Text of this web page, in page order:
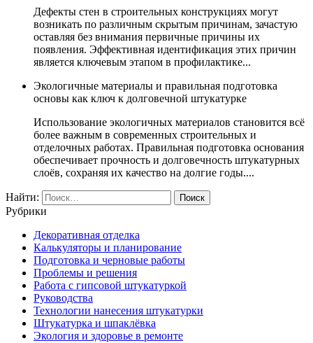
Дефекты стен в строительных конструкциях могут
возникать по различным скрытым причинам, зачастую
оставляя без внимания первичные причины их
появления. Эффективная идентификация этих причин
является ключевым этапом в профилактике...
Экологичные материалы и правильная подготовка
основы как ключ к долговечной штукатурке
Использование экологичных материалов становится всё
более важным в современных строительных и
отделочных работах. Правильная подготовка основания
обеспечивает прочность и долговечность штукатурных
слоёв, сохраняя их качество на долгие годы....
Найти:
Рубрики
Декоративная отделка
Калькуляторы и планирование
Подготовка и черновые работы
Проблемы и решения
Работа с гипсовой штукатуркой
Руководства
Технологии нанесения штукатурки
Штукатурка и шпаклёвка
Экология и здоровье в ремонте